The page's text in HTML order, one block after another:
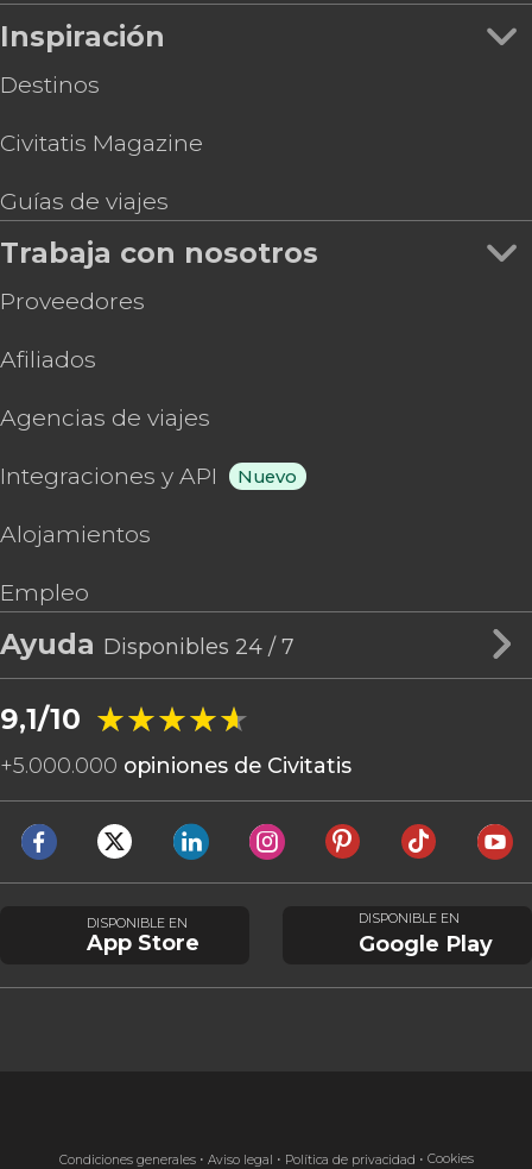
Inspiración
Destinos
Civitatis Magazine
Guías de viajes
Trabaja con nosotros
Proveedores
Afiliados
Agencias de viajes
Integraciones y API Nuevo
Alojamientos
Empleo
Ayuda Disponibles 24 / 7
9,1/10 ★★★★★
★★★★★
+5.000.000 opiniones de Civitatis
DISPONIBLE EN
App Store
DISPONIBLE EN
Google Play
Condiciones generales Aviso legal Política de privacidad Cookies